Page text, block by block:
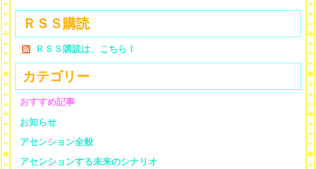
ＲＳＳ購読
ＲＳＳ購読は、こちら！
カテゴリー
おすすめ記事
お知らせ
アセンション全般
アセンションする未来のシナリオ